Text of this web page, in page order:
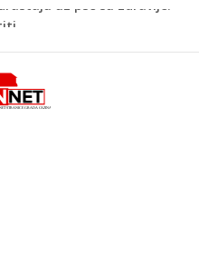
sa 20 kilograma droge:
protiv Intera, Spaleti
iz BiH
Italijan (45) kako